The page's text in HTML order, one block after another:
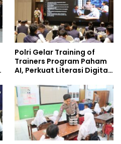
Polri Gelar Training of
Trainers Program Paham
AI, Perkuat Literasi Digital